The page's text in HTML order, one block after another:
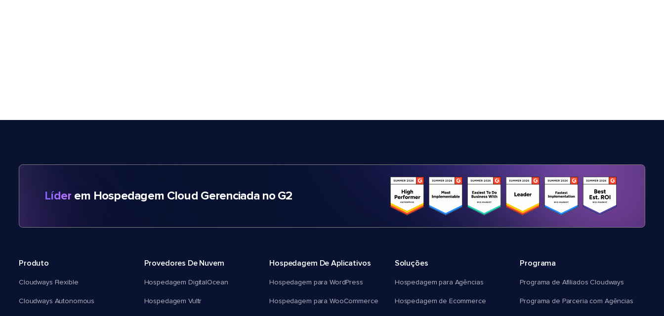
Líder em Hospedagem Cloud Gerenciada no G2
Produto
Cloudways Flexible
Cloudways Autonomous
Provedores De Nuvem
Hospedagem DigitalOcean
Hospedagem Vultr
Hospedagem De Aplicativos
Hospedagem para WordPress
Hospedagem para WooCommerce
Soluções
Hospedagem para Agências
Hospedagem de Ecommerce
Programa
Programa de Afiliados Cloudways
Programa de Parceria com Agências